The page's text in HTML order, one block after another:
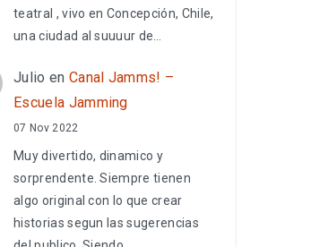
teatral , vivo en Concepción, Chile,
una ciudad al suuuur de…
Julio en Canal Jamms! –
Escuela Jamming
07 Nov 2022
Muy divertido, dinamico y
sorprendente. Siempre tienen
algo original con lo que crear
historias segun las sugerencias